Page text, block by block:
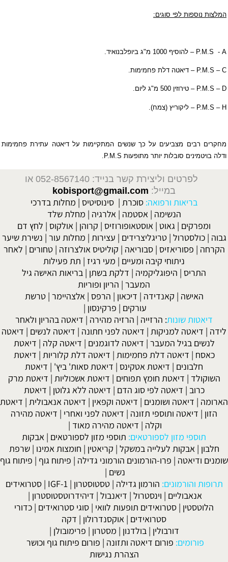
המלצות נוספות לפי סוגים:
A
-
P.M.S – להוסיף 1000 מ"ג ביופלבנואיד.
C
–
P.M.S – דיאטה דלת פחמימות.
D
–
P.M.S – טירוזין 500 מ"ג ליום.
H
–
P.M.S – ליקוריץ (צמח).
מחקרים רבים מצביעים על כך שנשים המתקיימות על דיאטה עתירת פחמימות
ודלה בויטמינים סובלות יותר מתופעות P.M.S
.
לפרטים וליצירת קשר בנייד: 052-8567140
או
במייל: kobisport@gmail.com
בריאות ורפואה: סוכרת | סינוסיטיס | מחלות בדרכי
הנשימה | אסטמה | אלרגיה | מחלת שלד
ומפרקים | גאוט | אוסטאופורוזיס | קרוהן | אולקוס | לחץ דם
גבוה |כולסטרול |טריגליצרידים | עצירות | מחלות עור | נשירת שיער
הקרחה | פסוריאזיס |סבוריאה | קוליטיס אולצרוזה |טחורים | לאחר
ניתוחי קיבה ומעיים | מעי רגיז | תת פעילות
התריס | היפוגליקמיה | דלקת בשתן | בריאות האישה גיל
המעבר | הריון ופוריות
האישה | קאנדידה | דיכאון | הרפס | אלצהיימר |טרשת
עורקים | פרקינסון |
דיאטות שונות: הרזייה | הרזיה מהירה | דיאטה בהריון ולאחר
לידה | דיאטה למניקות | דיאטה לפני חתונה | דיאטה לנשים | דיאטה
לנשים בגיל המעבר | דיאטה לדוגמנים | דיאטה קלה | דיאטת
כאסח | דיאטה דלת פחמימות | דיאטה דלת קלוריות | דיאטת
חלבונים | דיאטת אטקינס | דיאטת סאות' ביץ' | דיאטת
השוקולד | דיאטת חומץ תפוחים | דיאטת אשכוליות | דיאטת מרק
כרוב | דיאטה לפי סוג הדם | דיאטה ללא גלוטן | דיאטת
הארומה | דיאטה ושומנים | דיאטה וקפאין | דיאטה אנאבולית | דיאטת
הזון | דיאטה ותוספי תזונה | דיאטה לפני ואחרי | דיאטה מהירה
וקלה | דיאטה מהירה מאוד |
תוספי מזון לספורטאים: תוספי מזון לספורטאים | אבקות
חלבון | אבקות לעלייה במשקל | קריאטין | חומצות אמינו |שרפת
שומנים ודיאטה | פרו-הורמונים הורמוני גדילה | פיתוח גוף | פיתוח גוף
נשים |
תרופות והורמונים: הורמון גדילה |טסטוסטרון |
IGF-1
|סטרואידים
אנאבוליים | וינסטרול | דיאנבול | דיהידרוטסטוסטרון |
הלוטסטין | סטרואידים תופעות לוואי | סוגי סטרואידים | כדורי
סטרואידים | אוקסנדרולון | דקה
דורבולין | בולדנון | מסטרון | פרימובולן |
פורומים: פורום דיאטה ותזונה | פורום פיתוח גוף וכושר
הצהרת נגישות